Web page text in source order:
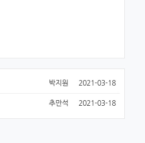
2021-03-18
박지원
2021-03-18
추만석